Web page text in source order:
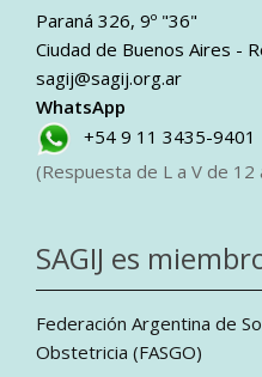
Paraná 326, 9º "36"
Ciudad de Buenos Aires -
sagij@sagij.org.ar
WhatsApp
+54 9 11 3435-9401
(Respuesta de L a V de 12
SAGIJ es
Federación Argentina de
Obstetricia (FASGO)